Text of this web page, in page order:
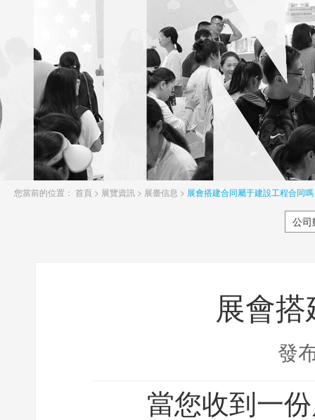
您當前的位置： 首頁 > 展覽資訊 > 展臺信息 > 展會搭建合同屬于建設工程合同
公司
展會
發
當您收到一份